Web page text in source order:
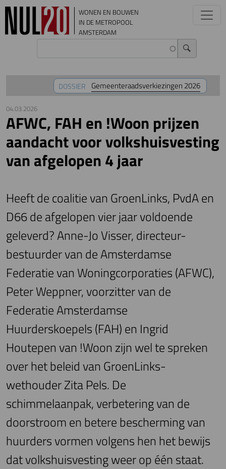
Overslaan en naar de inhoud gaan
WONEN EN BOUWEN
IN DE METROPOOL
AMSTERDAM
DOSSIER Gemeenteraadsverkiezingen 2026
04.03.2026
AFWC, FAH en !Woon prijzen
aandacht voor volkshuisvesting
van afgelopen 4 jaar
Heeft de coalitie van GroenLinks, PvdA en
D66 de afgelopen vier jaar voldoende
geleverd? Anne-Jo Visser, directeur-
bestuurder van de Amsterdamse
Federatie van Woningcorporaties (AFWC),
Peter Weppner, voorzitter van de
Federatie Amsterdamse
Huurderskoepels (FAH) en Ingrid
Houtepen van !Woon zijn wel te spreken
over het beleid van GroenLinks-
wethouder Zita Pels. De
schimmelaanpak, verbetering van de
doorstroom en betere bescherming van
huurders vormen volgens hen het bewijs
dat volkshuisvesting weer op één staat.